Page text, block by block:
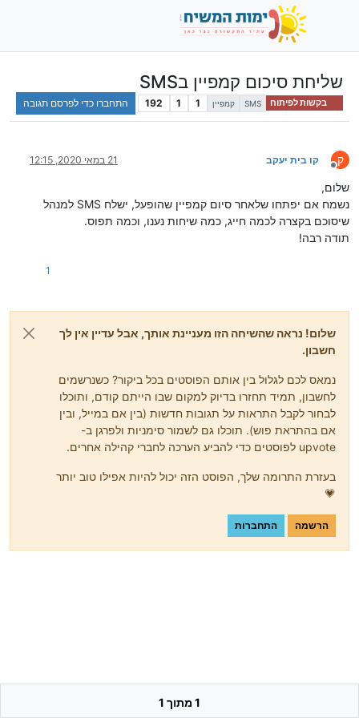
שליחת סיכום קמפיין בSMS
בקשות לפיתוח SMS קמפיין 1
1
192 התחברו כדי לפרסם תגובה
ק
מנותק
קו בית יעקב 21 במאי 2020, 12:15
שלום,
נשמח אם יפתחו שלאחר סיום קמפיין שהופעל, ישלח SMS למנהל
שיסוכם בקצרה לכמה חייג, כמה שיחות נענו, וכמה תפוס.
תודה רבה!
1
שלום! נראה שהשיחה הזו מעניינת אותך, אבל עדיין אין לך
חשבון.
נמאס לכם לגלול בין אותם הפוסטים בכל ביקור? כשנרשמים
לחשבון, תמיד תחזרו בדיוק למקום שבו הייתם קודם, ותוכלו
לבחור לקבל התראות על תגובות חדשות (בין אם במייל, ובין
אם בהתראת פוש). תוכלו גם לשמור סימניות ולפרגן ב-
upvote לפוסטים כדי להביע הערכה לחברי קהילה אחרים.
בעזרת התרומה שלך, הפוסט הזה יכול להיות אפילו טוב יותר
💗
הרשמה התחברות
1 מתוך 1